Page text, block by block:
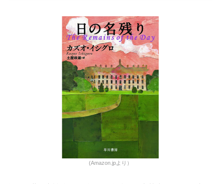
(Amazon.jpより）